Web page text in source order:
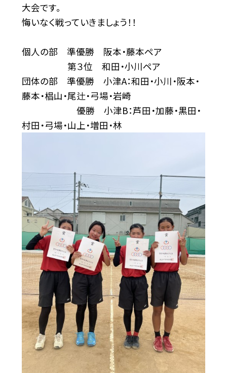
大会です。
悔いなく戦っていきましょう！！
個人の部 準優勝 阪本・藤本ペア
第３位 和田・小川ペア
団体の部 準優勝 小津A：和田・小川・阪本・
藤本・椙山・尾辻・弓場・岩崎
優勝 小津B：芦田・加藤・黒田・
村田・弓場・山上・増田・林